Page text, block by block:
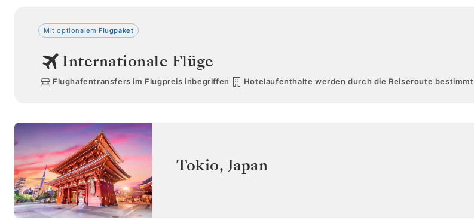
Mit optionalem Flugpaket
Internationale Flüge
Flughafentransfers im Flugpreis inbegriffen Hotelaufenthalte werden durch die Reiseroute bestimmt
Tokio, Japan